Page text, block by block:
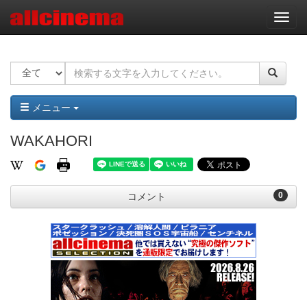
ナ
ビ
ー
ョ
ン
メニュー
WAKAHORI
0
コメント